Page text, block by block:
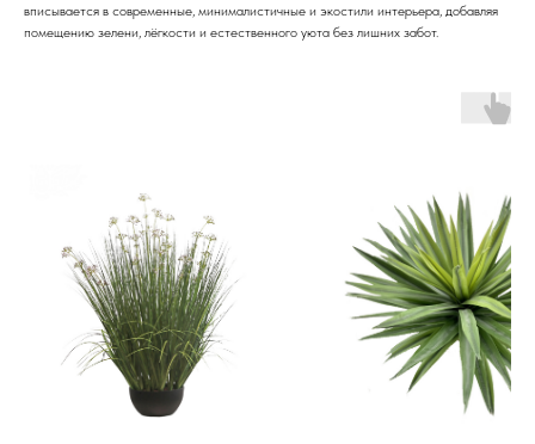
вписывается в современные, минималистичные и экостили интерьера, добавляя
помещению зелени, лёгкости и естественного уюта без лишних забот.